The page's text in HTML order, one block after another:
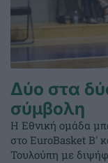
Δύο στα
σύμβολη
Η Εθνική ομάδα
στο EuroBasket Β'
Τουλούπη με